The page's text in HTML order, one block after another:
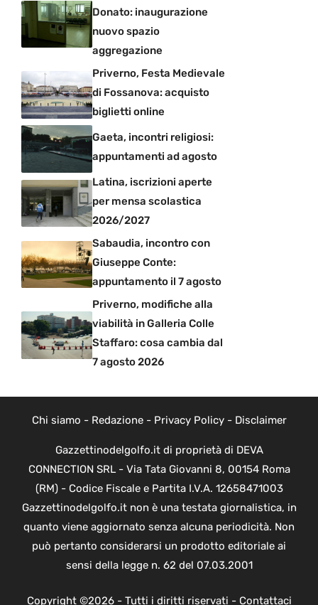
Donato: inaugurazione
nuovo spazio
aggregazione
Priverno, Festa Medievale
di Fossanova: acquisto
biglietti online
Gaeta, incontri religiosi:
appuntamenti ad agosto
Latina, iscrizioni aperte
per mensa scolastica
2026/2027
Sabaudia, incontro con
Giuseppe Conte:
appuntamento il 7 agosto
Priverno, modifiche alla
viabilità in Galleria Colle
Staffaro: cosa cambia dal
7 agosto 2026
Chi siamo - Redazione- Privacy Policy- Disclaimer
Gazzettinodelgolfo.it di proprietà di DEVA
CONNECTION SRL - Via Tata Giovanni 8, 00154 Roma
(RM) - Codice Fiscale e Partita I.V.A. 12658471003
Gazzettinodelgolfo.it non è una testata giornalistica, in
quanto viene aggiornato senza alcuna periodicità. Non
può pertanto considerarsi un prodotto editoriale ai
sensi della legge n. 62 del 07.03.2001
Copyright ©2026 - Tutti i diritti riservati - Contattaci